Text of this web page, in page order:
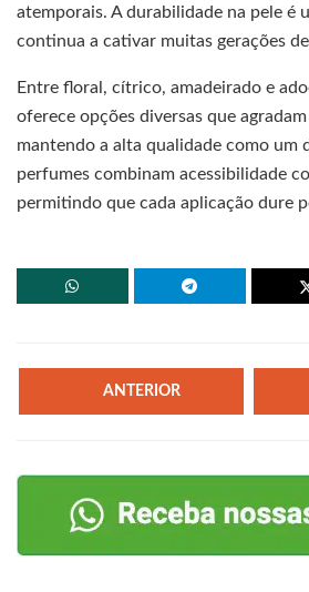
atemporais. A durabilidade na pele é
continua a cativar muitas gerações
Entre floral, cítrico, amadeirado e
oferece opções diversas que
mantendo a alta qualidade como um
perfumes combinam acessibilidade
permitindo que cada aplicação dure
ANTERIOR